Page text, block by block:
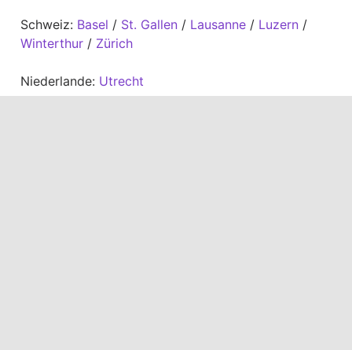
Schweiz: Basel / St. Gallen / Lausanne / Luzern /
Winterthur / Zürich
Niederlande: Utrecht